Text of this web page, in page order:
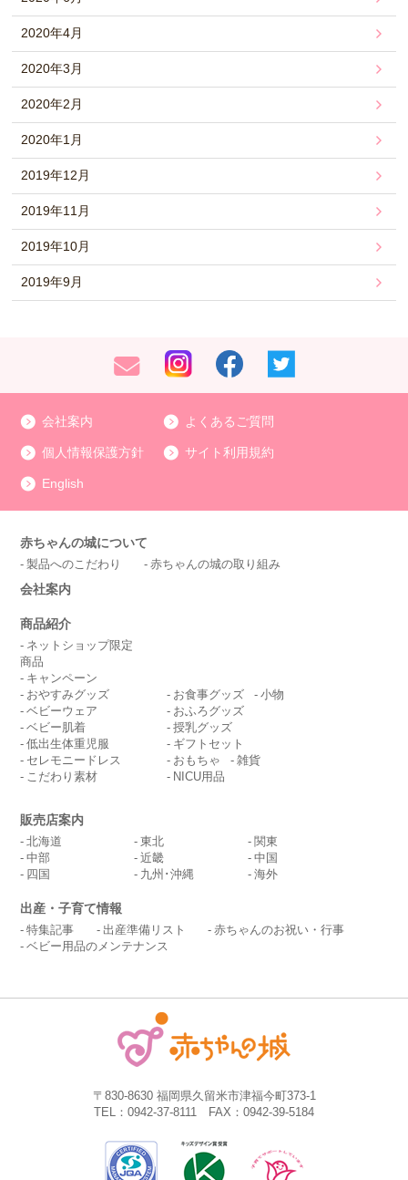
2020年4月
2020年3月
2020年2月
2020年1月
2019年12月
2019年11月
2019年10月
2019年9月
会社案内 よくあるご質問
個人情報保護方針 サイト利用規約
English
赤ちゃんの城について
製品へのこだわり 赤ちゃんの城の取り組み
会社案内
商品紹介
ネットショップ限定
商品
キャンペーン
おやすみグッズ
ベビーウェア
ベビー肌着
低出生体重児服
セレモニードレス
こだわり素材
お食事グッズ
小物
おふろグッズ
授乳グッズ
ギフトセット
おもちゃ
雑貨
NICU用品
販売店案内
北海道 東北
関東
中部
近畿
中国
四国
九州･沖縄 海外
出産・子育て情報
特集記事 出産準備リスト
赤ちゃんのお祝い・行事
ベビー用品のメンテナンス
〒830-8630 福岡県久留米市津福今町373-1
TEL：0942-37-8111 FAX：0942-39-5184